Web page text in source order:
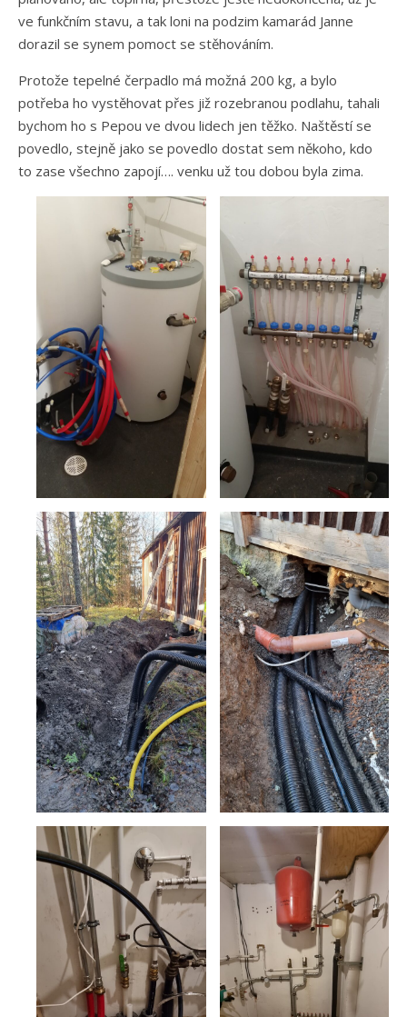
ve funkčním stavu, a tak loni na podzim kamarád Janne
dorazil se synem pomoct se stěhováním.
Protože tepelné čerpadlo má možná 200 kg, a bylo
potřeba ho vystěhovat přes již rozebranou podlahu, tahali
bychom ho s Pepou ve dvou lidech jen těžko. Naštěstí se
povedlo, stejně jako se povedlo dostat sem někoho, kdo
to zase všechno zapojí…. venku už tou dobou byla zima.